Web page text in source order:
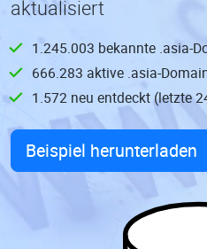
aktualisiert
1.245.003 bekannte .asia-
666.283 aktive .asia-
1.572 neu entdeckt (letzte
Beispiel herunterladen